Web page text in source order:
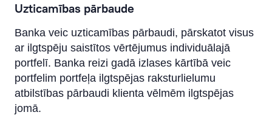
Uzticamības pārbaude
Banka veic uzticamības pārbaudi, pārskatot visus
ar ilgtspēju saistītos vērtējumus individuālajā
portfelī. Banka reizi gadā izlases kārtībā veic
portfelim portfeļa ilgtspējas raksturlielumu
atbilstības pārbaudi klienta vēlmēm ilgtspējas
jomā.